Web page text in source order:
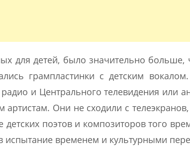
для детей, было значительно больше,
грампластинки с детским
и Центрального телевидения или
артистам. Они не сходили с
поэтов и композиторов того
временем и культурными